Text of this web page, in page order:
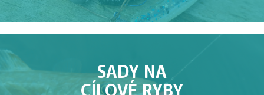
SADY NA
CÍLOVÉ RYBY